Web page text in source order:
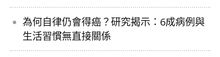
為何自律仍會得癌？研究揭示：6成病例與
生活習慣無直接關係